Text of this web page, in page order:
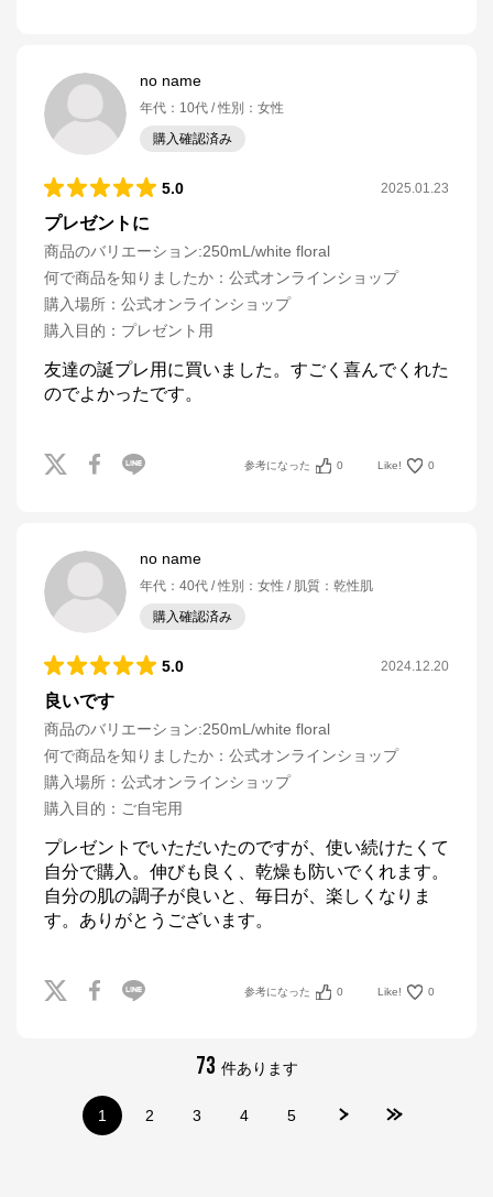
no name
年代 ： 10代 性別 ： 女性
購入確認済み
5.0 2025.01.23
プレゼントに
商品のバリエーション:250mL/white floral
何で商品を知りましたか ： 公式オンラインショップ
購入場所 ： 公式オンラインショップ
購入目的 ： プレゼント用
友達の誕プレ用に買いました。すごく喜んでくれた
のでよかったです。
参考になった 0 Like! 0
no name
年代 ： 40代 性別 ： 女性 肌質 ： 乾性肌
購入確認済み
5.0 2024.12.20
良いです
商品のバリエーション:250mL/white floral
何で商品を知りましたか ： 公式オンラインショップ
購入場所 ： 公式オンラインショップ
購入目的 ： ご自宅用
プレゼントでいただいたのですが、使い続けたくて
自分で購入。伸びも良く、乾燥も防いでくれます。
自分の肌の調子が良いと、毎日が、楽しくなりま
す。ありがとうございます。
参考になった 0 Like! 0
73 件あります
1 2 3 4 5